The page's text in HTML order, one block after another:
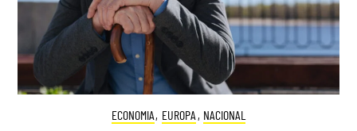
ECONOMIA, EUROPA , NACIONAL